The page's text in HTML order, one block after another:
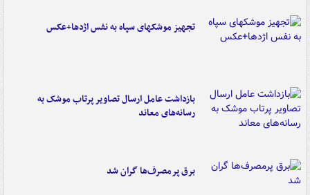
تجهیز موشکهای سپاه به نفس اژدها+عکس
بازداشت عامل ارسال تصاویر پرتاب موشک به
رسانه‌های معاند
برق پرمصرف‌ها گران شد